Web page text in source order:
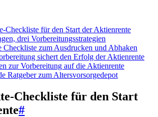
Checkliste für den Start der Aktienrente
drei Vorbereitungsstrategien
Checkliste zum Ausdrucken und Abhaken
sichert den Erfolg der Aktienrente
zur Vorbereitung auf die Aktienrente
Ratgeber zum Altersvorsorgedepot
Checkliste für den Start
#